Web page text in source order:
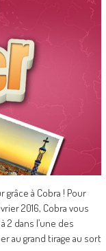
à Cobra ! Pour
2016, Cobra vous
2 dans l’une des
au grand tirage au sort